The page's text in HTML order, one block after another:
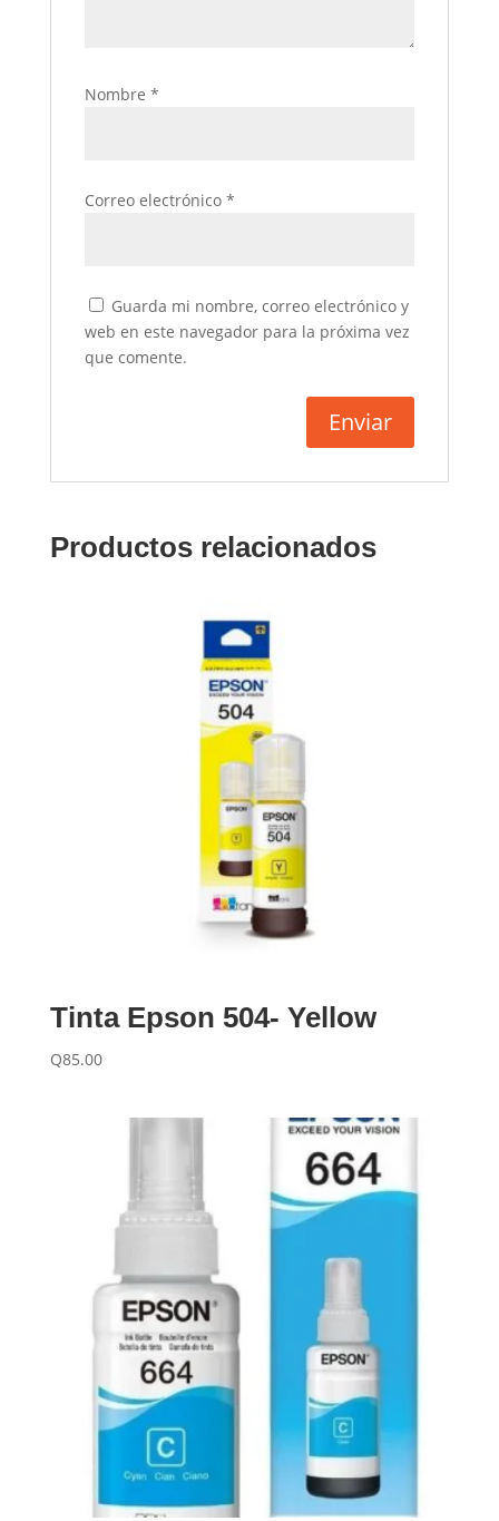
Nombre *
Correo electrónico *
Guarda mi nombre, correo electrónico y
web en este navegador para la próxima vez
que comente.
Productos relacionados
Tinta Epson 504- Yellow
Q85.00